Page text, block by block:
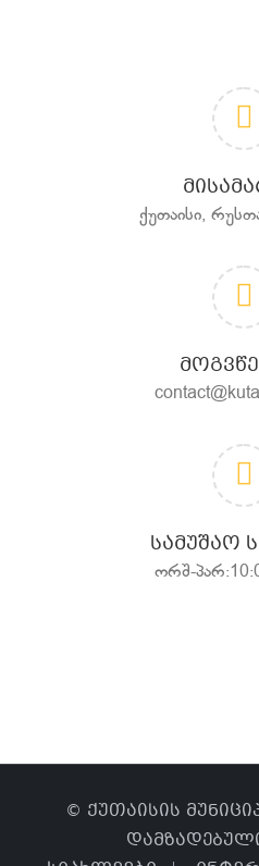
ქუთაისი,
ᲡᲐᲛᲣᲨᲐᲝ
ორშ-
© ქუთაისის